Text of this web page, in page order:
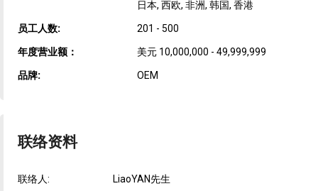
日本, 西欧, 非洲, 韩国, 香港
员工人数: 201 - 500
年度营业额： 美元 10,000,000 - 49,999,999
品牌: OEM
联络资料
联络人: LiaoYAN先生